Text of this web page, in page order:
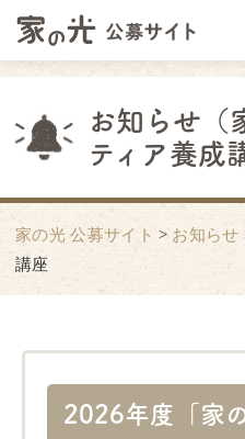
お知らせ（
ティア養成
家の光 公募サイト > お知らせ
講座
2026年度「家